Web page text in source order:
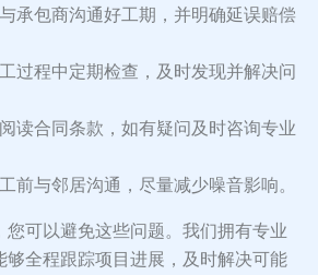
承包商沟通好工期，并明确延误赔偿
过程中定期检查，及时发现并解决问
读合同条款，如有疑问及时咨询专业
前与邻居沟通，尽量减少噪音影响。
可以避免这些问题。我们拥有专业
够全程跟踪项目进展，及时解决可能